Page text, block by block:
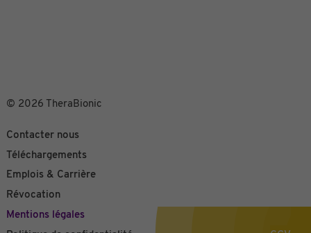
© 2026 TheraBionic
Contacter nous
Téléchargements
Emplois & Carrière
Révocation
Mentions légales